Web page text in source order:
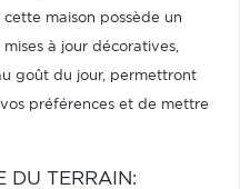
maison possède un
à jour décoratives,
goût du jour, permettront
préférences et de mettre
DU TERRAIN: